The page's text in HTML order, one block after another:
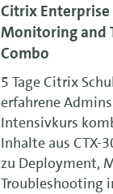
Citrix
Monitoring and
Combo
5 Tage Citrix
erfahrene
Intensivkurs
Inhalte aus CTX-
zu Deployment,
Troubleshooting